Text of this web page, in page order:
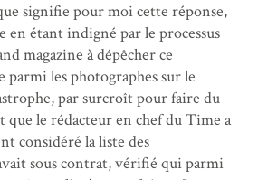
signifie pour moi cette réponse,
en étant indigné par le processus
magazine à dépêcher ce
parmi les photographes sur le
par surcroît pour faire du
que le rédacteur en chef du Time a
considéré la liste des
sous contrat, vérifié qui parmi